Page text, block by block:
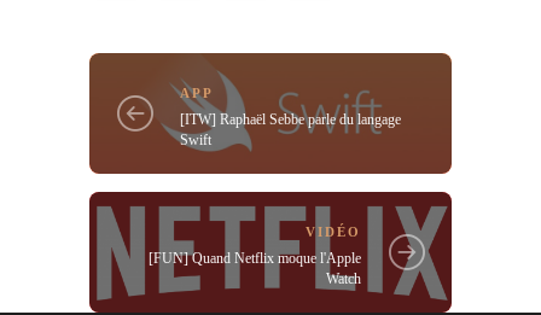
APP
[ITW] Raphaël Sebbe parle du langage
Swift
VIDÉO
[FUN] Quand Netflix moque l'Apple
Watch